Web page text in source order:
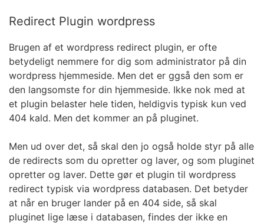
Redirect Plugin wordpress
Brugen af et wordpress redirect plugin, er ofte
betydeligt nemmere for dig som administrator på din
wordpress hjemmeside. Men det er ggså den som er
den langsomste for din hjemmeside. Ikke nok med at
et plugin belaster hele tiden, heldigvis typisk kun ved
404 kald. Men det kommer an på pluginet.
Men ud over det, så skal den jo også holde styr på alle
de redirects som du opretter og laver, og som pluginet
opretter og laver. Dette gør et plugin til wordpress
redirect typisk via wordpress databasen. Det betyder
at når en bruger lander på en 404 side, så skal
pluginet lige læse i databasen, findes der ikke en